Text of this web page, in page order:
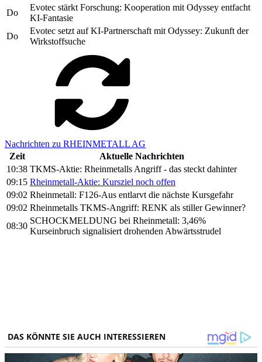
Do
Evotec stärkt Forschung: Kooperation mit Odyssey entfacht
KI-Fantasie
Do
Evotec setzt auf KI-Partnerschaft mit Odyssey: Zukunft der
Wirkstoffsuche
Nachrichten zu RHEINMETALL AG
Zeit
Aktuelle Nachrichten
10:38 TKMS-Aktie: Rheinmetalls Angriff - das steckt dahinter
09:15 Rheinmetall-Aktie: Kursziel noch offen
09:02 Rheinmetall: F126-Aus entlarvt die nächste Kursgefahr
09:02 Rheinmetalls TKMS-Angriff: RENK als stiller Gewinner?
08:30
SCHOCKMELDUNG bei Rheinmetall: 3,46%
Kurseinbruch signalisiert drohenden Abwärtsstrudel